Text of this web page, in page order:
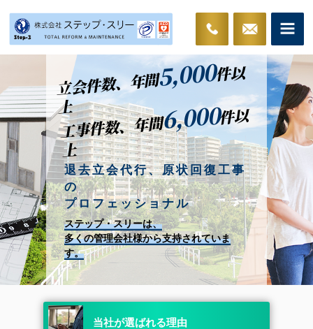
立会件数、年間5,000件以
上
工事件数、年間6,000件以
上
退去立会代行、原状回復工事
の
プロフェッショナル
ステップ・スリーは、
多くの管理会社様から支持されていま
す。
当社が選ばれる理由